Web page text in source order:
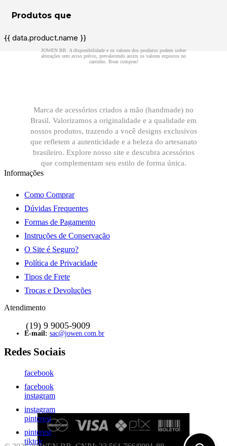
{{ data.product.name }}
Marca de acessórios criados a mão (handmade) no
Brasil. Valorizamos a originalidade e a qualidade em
nossos produtos, trazendo a você designs exclusivos
que refletem a autenticidade e a beleza do artesanato
brasileiro. Explore nosso site e descubra acessórios
que complementam seu estilo de forma única.
Informações
Como Comprar
Dúvidas Frequentes
Formas de Pagamento
Instruções de Conservação
O Site é Seguro?
Política de Privacidade
Tipos de Frete
Trocas e Devoluções
Atendimento
sac@jowen.com.br
facebook
facebook
instagram
instagram
pinterest
pinterest
tiktok